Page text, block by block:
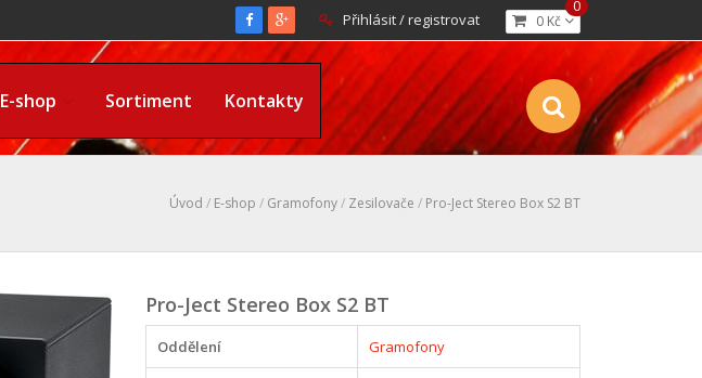
0 Kč
0
Přihlásit / registrovat
E-shop Sortiment Kontakty
Úvod / E-shop / Gramofony/ Zesilovače / Pro-Ject Stereo Box S2 BT
Pro-Ject Stereo Box S2 BT
Oddělení Gramofony